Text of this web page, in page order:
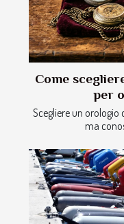
Come
per
Scegliere un
ma